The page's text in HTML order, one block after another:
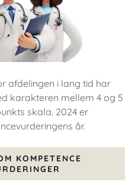
afdelingen i lang tid har
karakteren mellem 4 og 5
skala. 2024 er
år.
KOMPETENCE